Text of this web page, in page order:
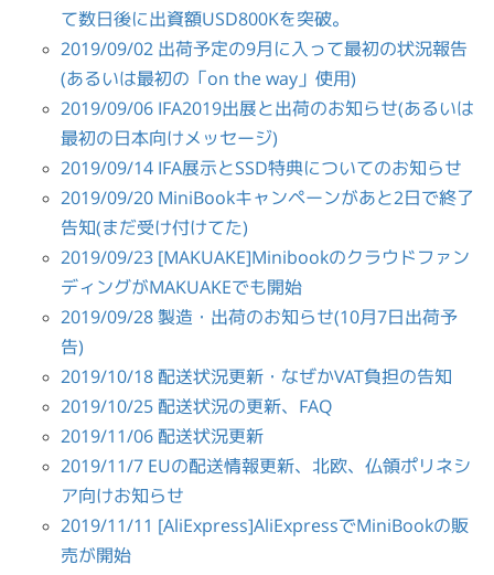
て数日後に出資額USD800Kを突破。
2019/09/02 出荷予定の9月に入って最初の状況報告
(あるいは最初の「on the way」使用)
2019/09/06 IFA2019出展と出荷のお知らせ(あるいは
最初の日本向けメッセージ)
2019/09/14 IFA展示とSSD特典についてのお知らせ
2019/09/20 MiniBookキャンペーンがあと2日で終了
告知(まだ受け付けてた)
2019/09/23 [MAKUAKE]Minibookのクラウドファン
ディングがMAKUAKEでも開始
2019/09/28 製造・出荷のお知らせ(10月7日出荷予
告)
2019/10/18 配送状況更新・なぜかVAT負担の告知
2019/10/25 配送状況の更新、FAQ
2019/11/06 配送状況更新
2019/11/7 EUの配送情報更新、北欧、仏領ポリネシ
ア向けお知らせ
2019/11/11 [AliExpress]AliExpressでMiniBookの販
売が開始